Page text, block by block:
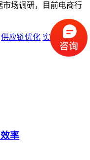
市场调研，目前电商行
供应链优化 实时监控
率